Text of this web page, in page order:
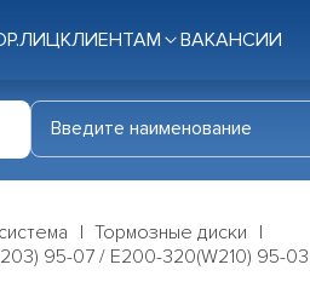
КЛИЕНТАМ ВАКАНСИИ
Тормозные диски
95-07 / E200-320(W210) 95-